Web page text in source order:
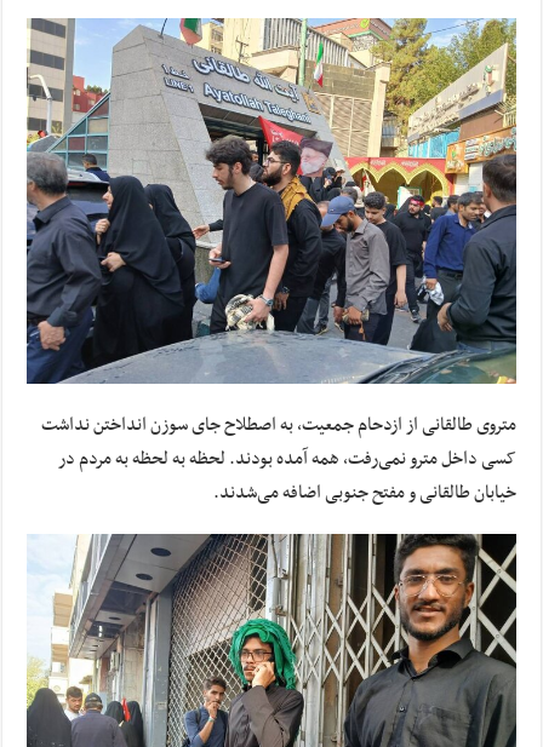
متروی طالقانی از ازدحام جمعیت، به اصطلاح جای سوزن انداختن نداشت
کسی داخل مترو نمی‌رفت، همه آمده بودند. لحظه به لحظه به مردم در
خیابان طالقانی و مفتح جنوبی اضافه می‌شدند.